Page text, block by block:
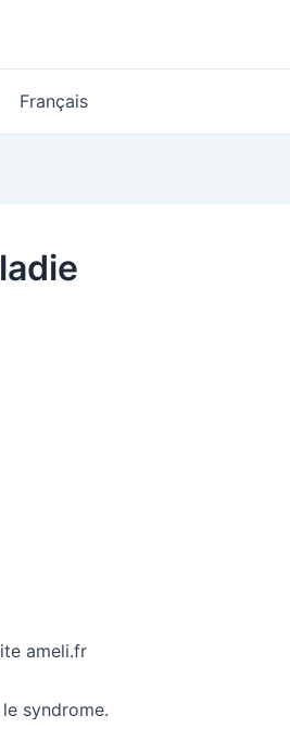
Français
ameli.fr
syndrome.